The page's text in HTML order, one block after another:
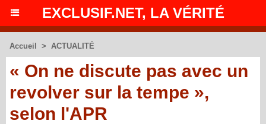
EXCLUSIF.NET, LA VÉRITÉ
Accueil > ACTUALITÉ
« On ne discute pas avec un
revolver sur la tempe »,
selon l'APR